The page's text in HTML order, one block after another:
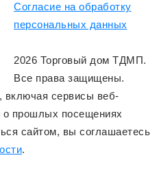
Согласие на обработку
персональных данных
2026 Торговый дом ТДМП.
Все права защищены.
включая сервисы веб-
прошлых посещениях
сайтом, вы соглашаетесь
.